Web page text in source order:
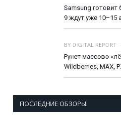
Samsung готовит
9 ждут уже 10–15
BY DIGITAL REPORT
Рунет массово
Wildberries, MAX,
ПОСЛЕДНИЕ ОБЗОРЫ